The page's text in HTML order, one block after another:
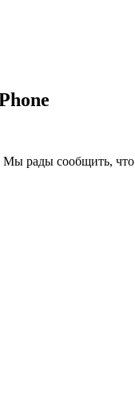
Мы рады сообщить,